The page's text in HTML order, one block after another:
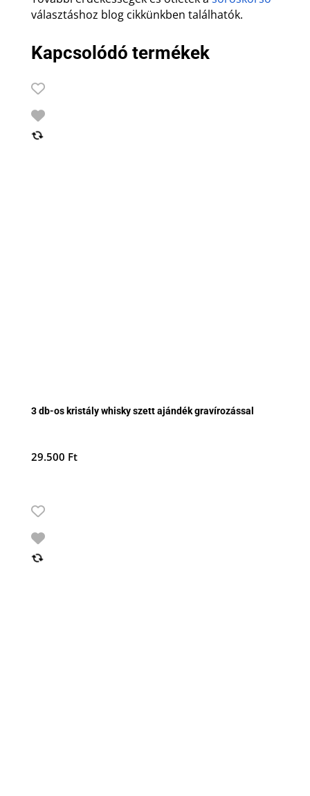
választáshoz blog cikkünkben találhatók.
Kapcsolódó termékek
3 db-os kristály whisky szett ajándék gravírozással
29.500 Ft